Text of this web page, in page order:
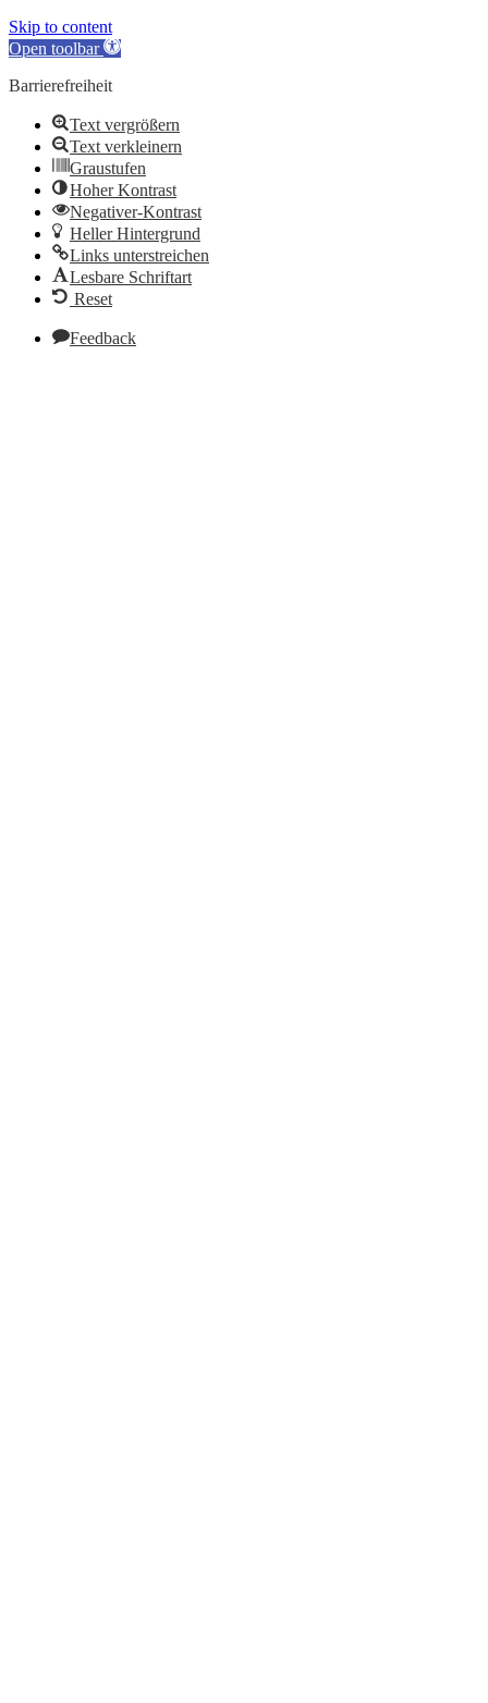
Skip to content
Open toolbar
Barrierefreiheit
Text vergrößern
Text verkleinern
Graustufen
Hoher Kontrast
Negativer-Kontrast
Heller Hintergrund
Links unterstreichen
Lesbare Schriftart
Reset
Feedback